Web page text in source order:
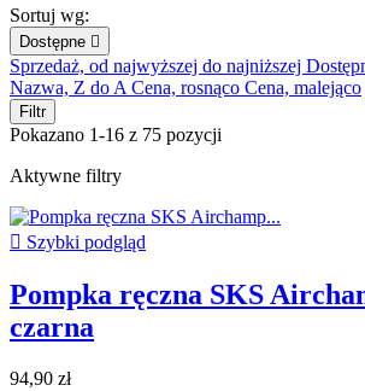
Sortuj wg:
Dostępne 
Sprzedaż, od najwyższej do najniższej
Nazwa, Z do ACena, rosnąco Cena, malejąco
Filtr
Pokazano 1-16 z 75 pozycji
Aktywne filtry
 Szybki podgląd
Pompka ręczna SKS
czarna
94,90 zł